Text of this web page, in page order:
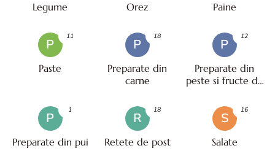
Legume Orez Paine
P
Paste
11
P
Preparate din
carne
18
P
Preparate din
peste si fructe de
12
P
Preparate din pui
1
R
Retete de post
18
S
Salate
16